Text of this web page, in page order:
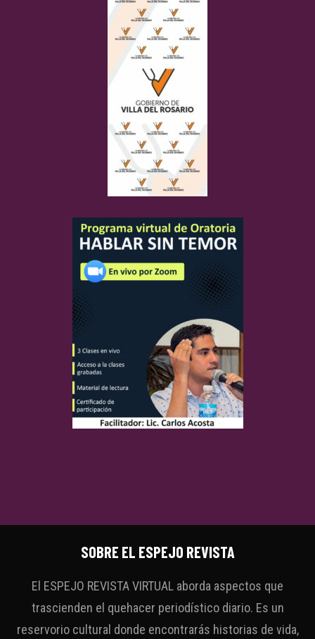
SOBRE EL ESPEJO REVISTA
El ESPEJO REVISTA VIRTUAL aborda aspectos que
trascienden el quehacer periodístico diario. Es un
reservorio cultural donde encontrarás historias de vida,